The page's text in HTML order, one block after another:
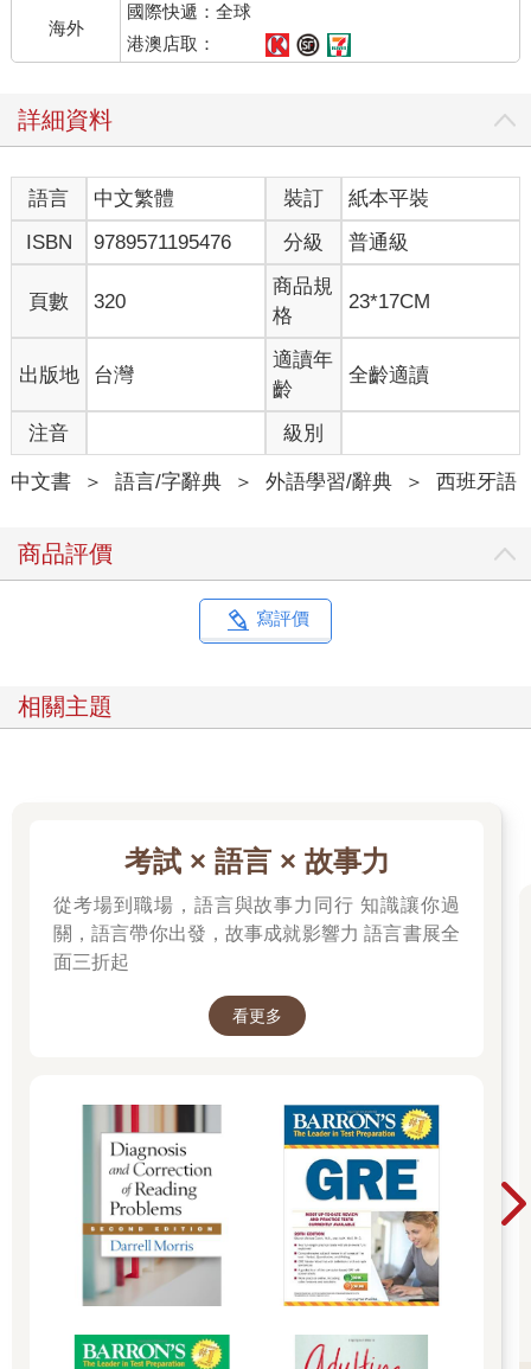
海外
國際快遞：全球
港澳店取：
詳細資料
語言 中文繁體 裝訂
紙本平裝
ISBN
9789571195476 分級 普通級
頁數 320
商品規
格
23*17CM
出版地 台灣
適讀年
齡
全齡適讀
注音 級別
中文書 ＞ 語言/字辭典 ＞ 外語學習/辭典 ＞ 西班牙語
商品評價
寫評價
相關主題
考試 × 語言 × 故事力
從考場到職場，語言與故事力同行 知識讓你過
關，語言帶你出發，故事成就影響力 語言書展全
面三折起
看更多